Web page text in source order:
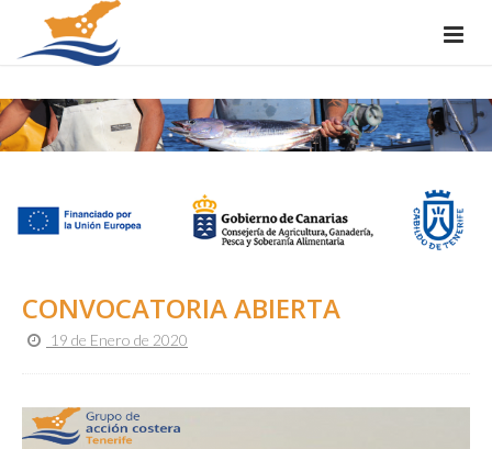
CONVOCATORIA ABIERTA
19 de Enero de 2020